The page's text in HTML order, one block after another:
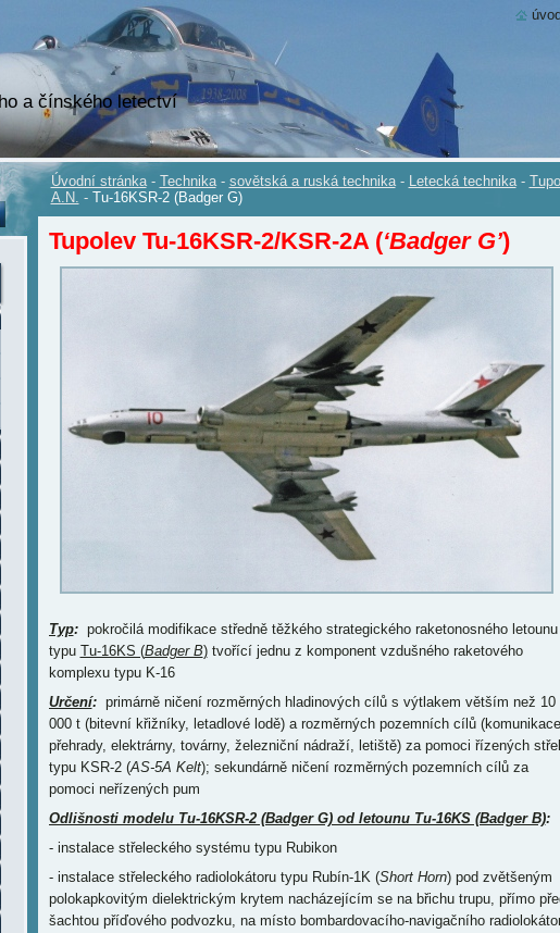
a čínského letectví
Úvodní stránka - Technika - sovětská a ruská technika - Letecká technika -
A.N. - Tu-16KSR-2 (Badger G)
Tupolev Tu-16KSR-2/KSR-2A (‘Badger G’)
Typ:pokročilá modifikace středně těžkého strategického raketonosného letounu
typu Tu-16KS (Badger B)tvořící jednu z komponent vzdušného raketového
komplexu typu K-16
Určení:primárně ničení rozměrných hladinových cílů s výtlakem větším než 10
000 t (bitevní křižníky, letadlové lodě) a rozměrných pozemních cílů
přehrady, elektrárny, továrny, železniční nádraží, letiště) za pomoci řízených střel
typu KSR-2 (AS-5A Kelt); sekundárně ničení rozměrných pozemních cílů za
pomoci neřízených pum
Odlišnosti modelu Tu-16KSR-2 (Badger G) od letounu Tu-16KS (Badger B):
- instalace střeleckého systému typu Rubikon
- instalace střeleckého radiolokátoru typu Rubín-1K (Short Horn) pod zvětšeným
polokapkovitým dielektrickým krytem nacházejícím se na břichu trupu, přímo
šachtou příďového podvozku, na místo bombardovacího-navigačního